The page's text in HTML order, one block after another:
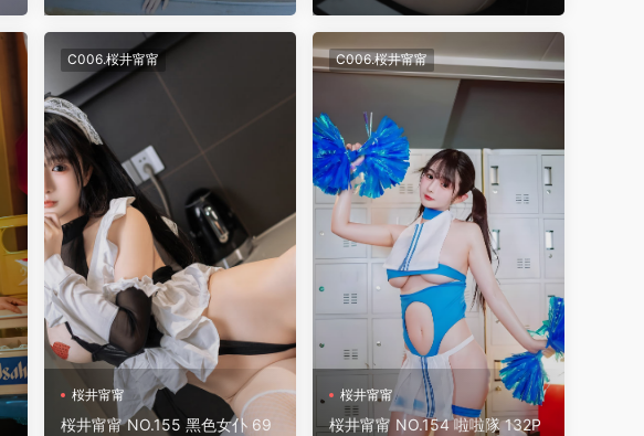
C006.桜井甯甯
桜井甯甯
桜井甯甯 NO.155 黑色女仆 69
C006.桜井甯甯
桜井甯甯
桜井甯甯 NO.154 啦啦隊 132P